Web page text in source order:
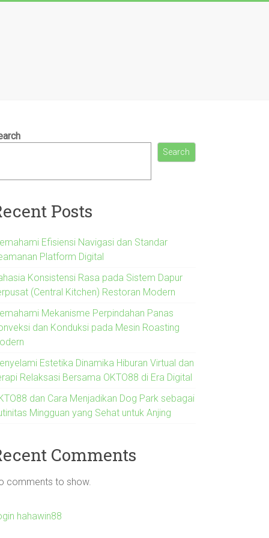
Search
Posts
Efisiensi Navigasi dan Standar
Platform Digital
Konsistensi Rasa pada Sistem Dapur
(Central Kitchen) Restoran Modern
Mekanisme Perpindahan Panas
dan Konduksi pada Mesin Roasting
Estetika Dinamika Hiburan Virtual dan
Relaksasi Bersama OKTO88 di Era Digital
dan Cara Menjadikan Dog Park sebagai
Mingguan yang Sehat untuk Anjing
Comments
comments to show.
hahawin88